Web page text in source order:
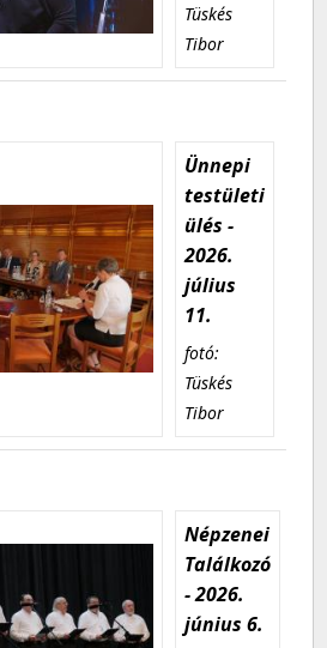
Tüskés
Tibor
Ünnepi
testületi
ülés -
2026.
július
11.
fotó:
Tüskés
Tibor
Népzenei
Találkozó
- 2026.
június 6.